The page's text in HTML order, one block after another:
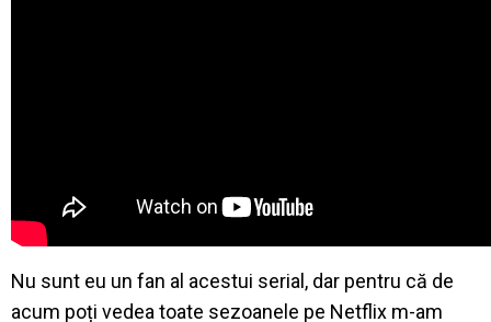
Nu sunt eu un fan al acestui serial, dar pentru că de
acum poți vedea toate sezoanele pe Netflix m-am